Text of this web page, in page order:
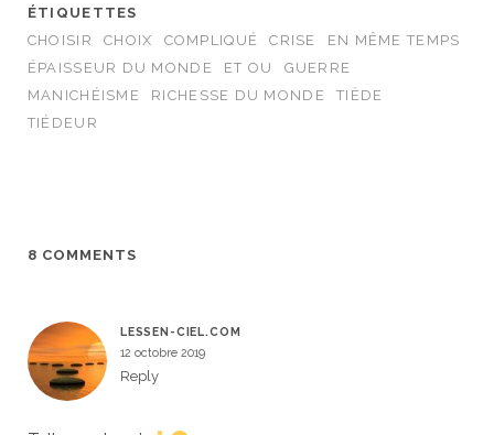
ÉTIQUETTES
CHOISIR
CHOIX COMPLIQUÉ CRISE
EN MÊME TEMPS
ÉPAISSEUR DU MONDE
ET OU
GUERRE
MANICHÉISME
RICHESSE DU MONDE
TIÈDE
TIÉDEUR
8 COMMENTS
LESSEN-CIEL.COM
12 octobre 2019
Reply